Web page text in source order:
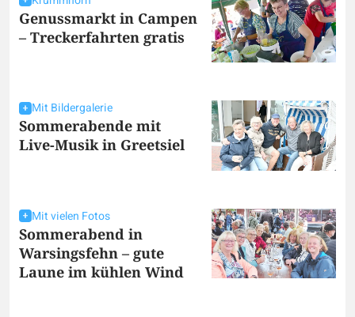
Genussmarkt in Campen
– Treckerfahrten gratis
Mit Bildergalerie
Sommerabende mit
Live-Musik in Greetsiel
Mit vielen Fotos
Sommerabend in
Warsingsfehn – gute
Laune im kühlen Wind